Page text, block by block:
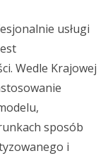
usługi
Wedle Krajowej
sposób
i